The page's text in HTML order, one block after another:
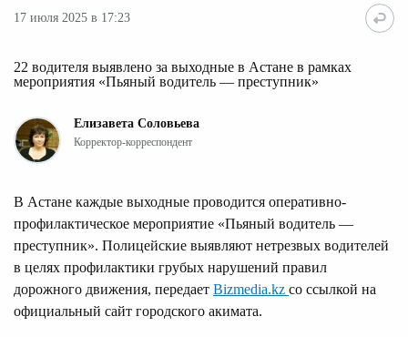
17 июля 2025 в 17:23
22 водителя выявлено за выходные в Астане в рамках
мероприятия «Пьяный водитель — преступник»
Елизавета Соловьева
Корректор-корреспондент
В Астане каждые выходные проводится оперативно-
профилактическое мероприятие «Пьяный водитель —
преступник». Полицейские выявляют нетрезвых водителей
в целях профилактики грубых нарушений правил
дорожного движения, передает Bizmedia.kz со ссылкой на
официальный сайт городского акимата.